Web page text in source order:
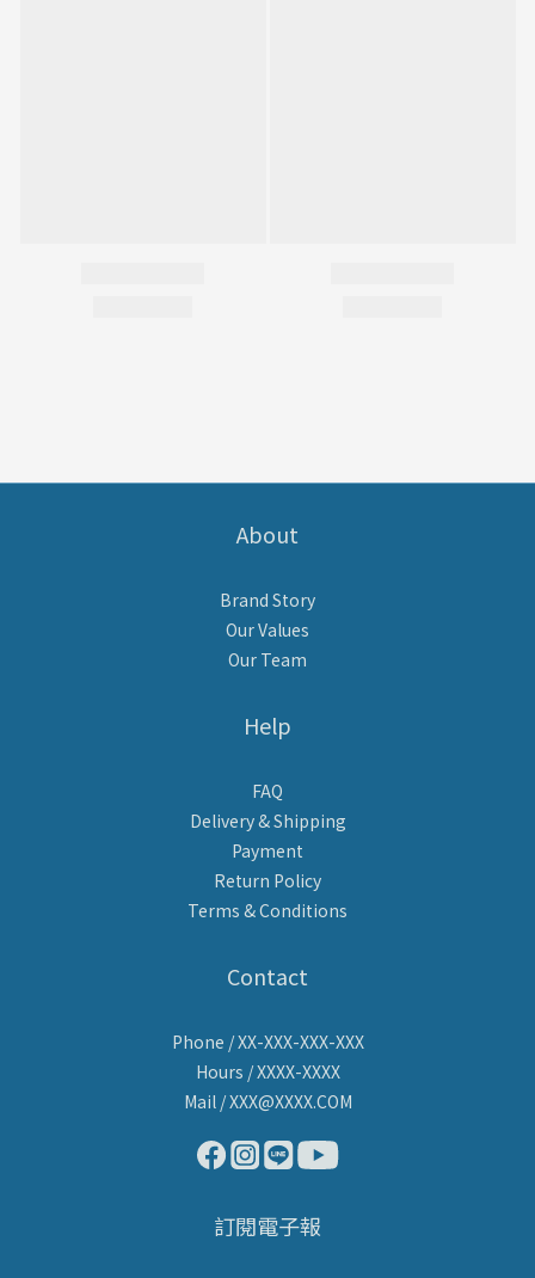
About
Brand Story
Our Values
Our Team
Help
FAQ
Delivery & Shipping
Payment
Return Policy
Terms & Conditions
Contact
Phone / XX-XXX-XXX-XXX
Hours / XXXX-XXXX
Mail / XXX@XXXX.COM
訂閱電子報